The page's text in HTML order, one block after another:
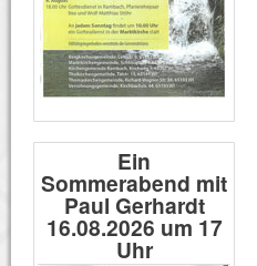
Ein
Sommerabend mit
Paul Gerhardt
16.08.2026 um 17
Uhr